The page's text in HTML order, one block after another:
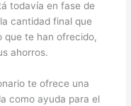
todavía en fase de
cantidad final que
que te han ofrecido,
ahorros.
te ofrece una
como ayuda para el